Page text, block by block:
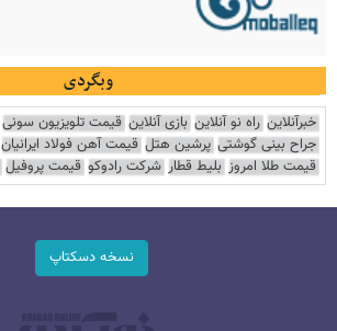
وبگردی
خبرآنلاین راه نو آنلاین بازی آنلاین قیمت تلویزیون سونی
جراح بینی گوشتی پرشین هتل قیمت آهن فولاد ایرانیان
قیمت طلا امروز بلیط قطار شرکت رادوکو قیمت پروفیل
نسخه دسکتاپ